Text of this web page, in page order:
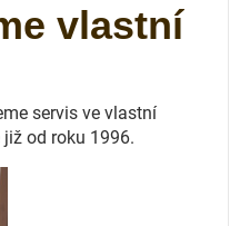
vlastní
servis ve vlastní
již od roku 1996.